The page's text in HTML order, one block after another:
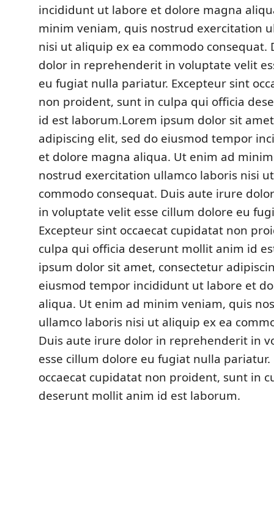
incididunt ut labore et dolore magna
minim veniam, quis nostrud exercitation
nisi ut aliquip ex ea commodo consequat.
dolor in reprehenderit in voluptate velit
eu fugiat nulla pariatur. Excepteur sint
non proident, sunt in culpa qui officia
id est laborum.Lorem ipsum dolor sit
adipiscing elit, sed do eiusmod tempor
et dolore magna aliqua. Ut enim ad
nostrud exercitation ullamco laboris nisi
commodo consequat. Duis aute irure
in voluptate velit esse cillum dolore eu
Excepteur sint occaecat cupidatat non
culpa qui officia deserunt mollit anim id
ipsum dolor sit amet, consectetur
eiusmod tempor incididunt ut labore et
aliqua. Ut enim ad minim veniam, quis
ullamco laboris nisi ut aliquip ex ea
Duis aute irure dolor in reprehenderit in
esse cillum dolore eu fugiat nulla pariatur.
occaecat cupidatat non proident, sunt in
deserunt mollit anim id est laborum.